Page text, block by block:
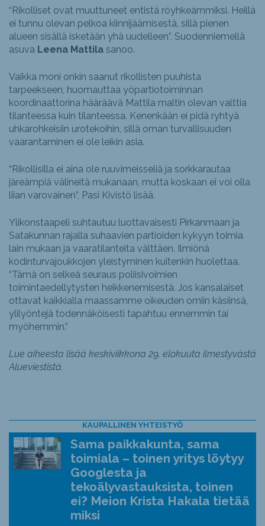
“Rikolliset ovat muuttuneet entistä röyhkeämmiksi. Heillä
ei tunnu olevan pelkoa kiinnijäämisestä, sillä pienen
alueen sisällä isketään yhä uudelleen”, Suodenniemellä
asuva Leena Mattila sanoo.
Vaikka moni onkin saanut rikollisten puuhista
tarpeekseen, huomauttaa yöpartiotoiminnan
koordinaattorina hääräävä Mattila maltin olevan valttia
tilanteessa kuin tilanteessa. Kenenkään ei pidä ryhtyä
uhkarohkeisiin urotekoihin, sillä oman turvallisuuden
vaarantaminen ei ole leikin asia.
“Rikollisilla ei aina ole ruuvimeisseliä ja sorkkarautaa
järeämpiä välineitä mukanaan, mutta koskaan ei voi olla
liian varovainen”, Pasi Kivistö lisää.
Ylikonstaapeli suhtautuu luottavaisesti Pirkanmaan ja
Satakunnan rajalla suhaavien partioiden kykyyn toimia
lain mukaan ja vaaratilanteita välttäen. Ilmiönä
kodinturvajoukkojen yleistyminen kuitenkin huolettaa.
“Tämä on selkeä seuraus poliisivoimien
toimintaedellytysten heikkenemisestä. Jos kansalaiset
ottavat kaikkialla maassamme oikeuden omiin käsiinsä,
ylilyöntejä todennäköisesti tapahtuu ennemmin tai
myöhemmin.”
Lue aiheesta lisää keskiviikkona 29. elokuuta ilmestyvästä
Alueviestistä.
KAUPALLINEN YHTEISTYÖ
Sama paikkakunta, sama
toimiala – toinen yritys löytyy
Googlesta ja
tekoälyvastauksista, toinen
ei? Meion Krista Hakala tietää
miksi